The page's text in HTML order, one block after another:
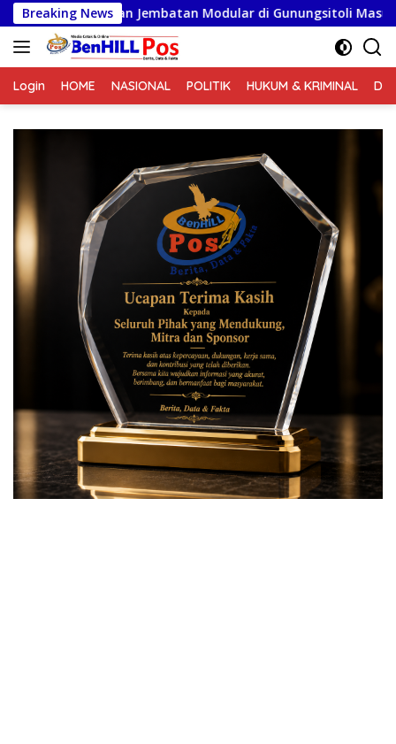
Langsung
ke
konten
Breaking News
Jembatan Modular di Gunungsitoli Masuki Tahap
Login HOME NASIONAL POLITIK HUKUM & KRIMINAL